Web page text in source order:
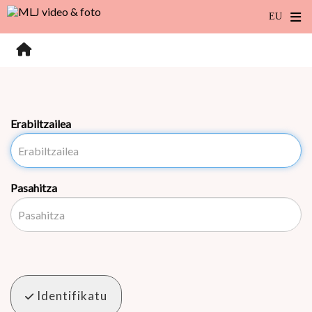
Erabiltzailea
Pasahitza
Identifikatu